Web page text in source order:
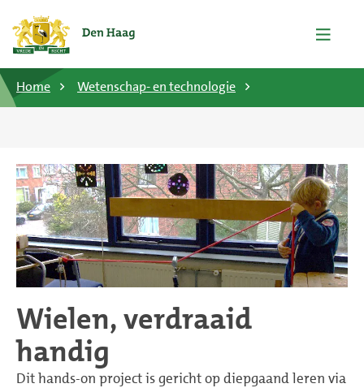
Home Wetenschap- en technologie
Wielen, verdraaid
handig
Dit hands-on project is gericht op diepgaand leren via